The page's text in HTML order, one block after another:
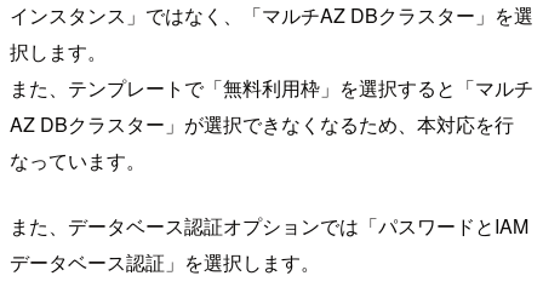
インスタンス」ではなく、「マルチAZ DBクラスター」を選
択します。
また、テンプレートで「無料利用枠」を選択すると「マルチ
AZ DBクラスター」が選択できなくなるため、本対応を行
なっています。
また、データベース認証オプションでは「パスワードとIAM
データベース認証」を選択します。